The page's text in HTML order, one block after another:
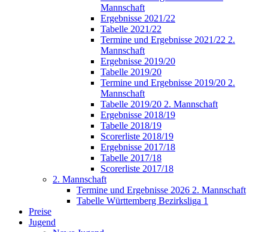
Mannschaft
Ergebnisse 2021/22
Tabelle 2021/22
Termine und Ergebnisse 2021/22 2.
Mannschaft
Ergebnisse 2019/20
Tabelle 2019/20
Termine und Ergebnisse 2019/20 2.
Mannschaft
Tabelle 2019/20 2. Mannschaft
Ergebnisse 2018/19
Tabelle 2018/19
Scorerliste 2018/19
Ergebnisse 2017/18
Tabelle 2017/18
Scorerliste 2017/18
2. Mannschaft
Termine und Ergebnisse 2026 2. Mannschaft
Tabelle Württemberg Bezirksliga 1
Preise
Jugend